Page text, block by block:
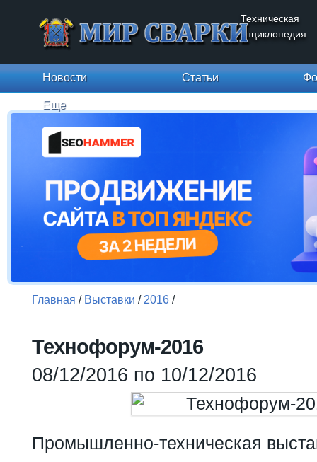
Техническая
энциклопедия
Новости Статьи
Еще
Главная / Выставки / 2016 /
Технофорум-2016
08/12/2016 по 10/12/2016
Промышленно-техническая